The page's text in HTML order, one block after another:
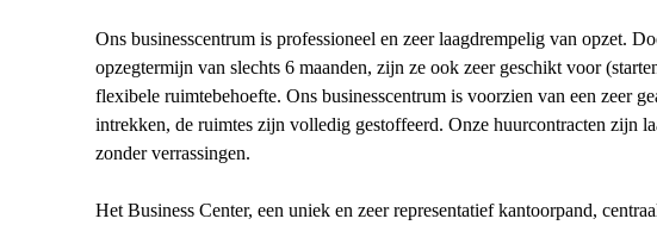
Ons businesscentrum is professioneel en zeer laagdrempelig van opzet.
opzegtermijn van slechts 6 maanden, zijn ze ook zeer geschikt voor
flexibele ruimtebehoefte. Ons businesscentrum is voorzien van een zeer
intrekken, de ruimtes zijn volledig gestoffeerd. Onze huurcontracten zijn
zonder verrassingen.
Het Business Center, een uniek en zeer representatief kantoorpand,